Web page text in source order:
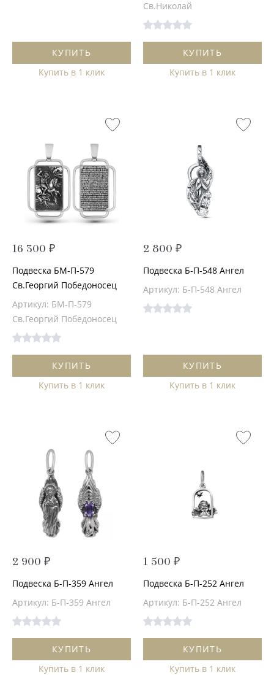
КУПИТЬ
Купить в 1 клик
Св.Николай
КУПИТЬ
Купить в 1 клик
16 300 ₽
Подвеска БМ-П-579
Св.Георгий Победоносец
Артикул: БМ-П-579
Св.Георгий Победоносец
КУПИТЬ
Купить в 1 клик
2 800 ₽
Подвеска Б-П-548 Ангел
Артикул: Б-П-548 Ангел
КУПИТЬ
Купить в 1 клик
2 900 ₽
Подвеска Б-П-359 Ангел
Артикул: Б-П-359 Ангел
КУПИТЬ
Купить в 1 клик
1 500 ₽
Подвеска Б-П-252 Ангел
Артикул: Б-П-252 Ангел
КУПИТЬ
Купить в 1 клик